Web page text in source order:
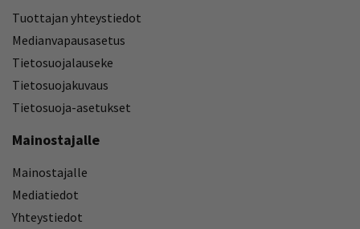
Tuottajan yhteystiedot
Medianvapausasetus
Tietosuojalauseke
Tietosuojakuvaus
Tietosuoja-asetukset
Mainostajalle
Mainostajalle
Mediatiedot
Yhteystiedot